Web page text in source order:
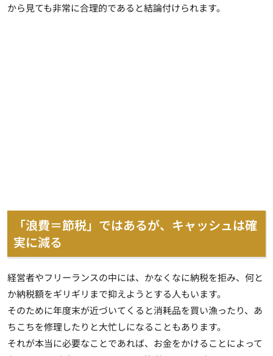
から見ても非常に合理的であると結論付けられます。
「浪費＝節税」ではあるが、キャッシュは確
実に減る
経営者やフリーランスの中には、かなくなに納税を拒み、何と
か納税額をギリギリまで抑えようとする人もいます。
そのために年度末が近づいてくると消耗品を買い漁ったり、あ
ちこちを修理したりと大忙しになることもあります。
それが本当に必要なことであれば、お金をかけることによって